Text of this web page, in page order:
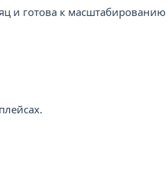
и готова к масштабированию